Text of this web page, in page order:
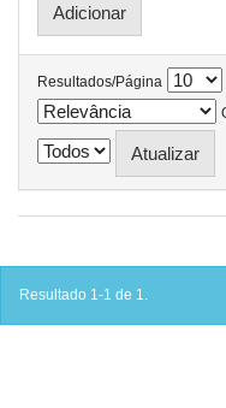
Resultados/Página
Resultado 1-1 de 1.